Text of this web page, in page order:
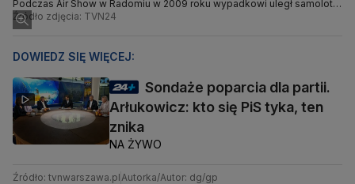
Podczas Air Show w Radomiu w 2009 roku wypadkowi uległ samolot
Su-27
Źródło zdjęcia: TVN24
DOWIEDZ SIĘ WIĘCEJ:
Sondaże poparcia dla partii.
Arłukowicz: kto się PiS tyka, ten
znika
NA ŻYWO
Źródło: tvnwarszawa.plAutorka/Autor: dg/gp